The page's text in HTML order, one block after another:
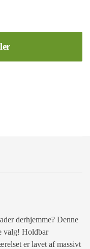
derhjemme? Denne
valg! Holdbar
er lavet af massivt